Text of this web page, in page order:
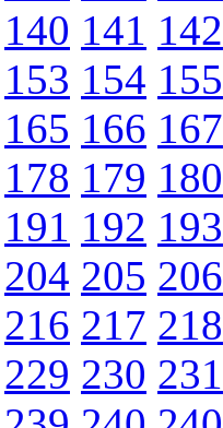
140 141 142
153 154 155
165 166 167
178 179 180
191 192 193
204 205 206
216 217 218
229 230 231